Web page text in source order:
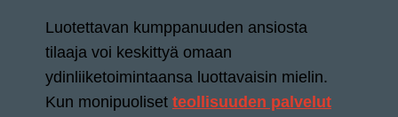
Luotettavan kumppanuuden ansiosta
tilaaja voi keskittyä omaan
ydinliiketoimintaansa luottavaisin mielin.
Kun monipuoliset teollisuuden palvelut